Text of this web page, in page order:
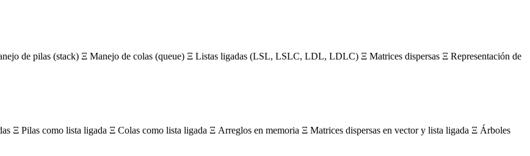
de pilas (stack) Ξ Manejo de colas (queue) Ξ Listas ligadas (LSL, LSLC, LDL, LDLC) Ξ Matrices dispersas Ξ Representación de
Ξ Pilas como lista ligada Ξ Colas como lista ligada Ξ Arreglos en memoria Ξ Matrices dispersas en vector y lista ligada Ξ Árboles